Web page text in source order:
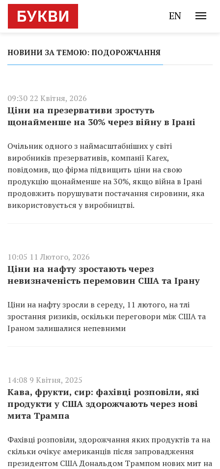
EN
НОВИНИ ЗА ТЕМОЮ: ПОДОРОЖЧАННЯ
09:30 22 Квітня, 2026
Ціни на презервативи зростуть
щонайменше на 30% через війну в Ірані
Очільник одного з наймасштабніших у світі
виробників презервативів, компанії Karex,
повідомив, що фірма підвищить ціни на свою
продукцію щонайменше на 30%, якщо війна в Ірані
продовжить порушувати постачання сировини, яка
використовується у виробництві.
10:05 11 Лютого, 2026
Ціни на нафту зростають через
невизначеність перемовин США та Ірану
Ціни на нафту зросли в середу, 11 лютого, на тлі
зростання ризиків, оскільки переговори між США та
Іраном залишалися непевними
14:08 9 Квітня, 2025
Кава, фрукти, сир: фахівці розповіли, які
продукти у США здорожчають через нові
мита Трампа
Фахівці розповіли, здорожчання яких продуктів та на
скільки очікує американців після запровадження
президентом США Дональдом Трампом нових мит на